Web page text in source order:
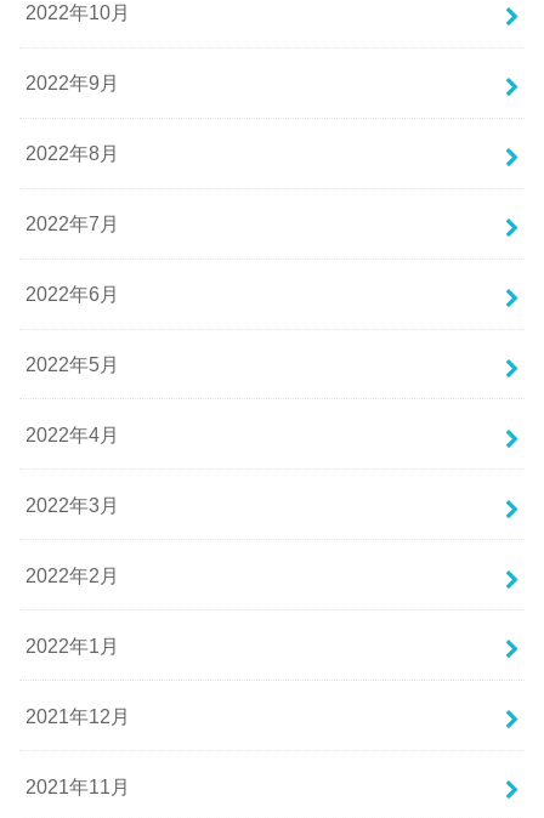
2022年10月
2022年9月
2022年8月
2022年7月
2022年6月
2022年5月
2022年4月
2022年3月
2022年2月
2022年1月
2021年12月
2021年11月